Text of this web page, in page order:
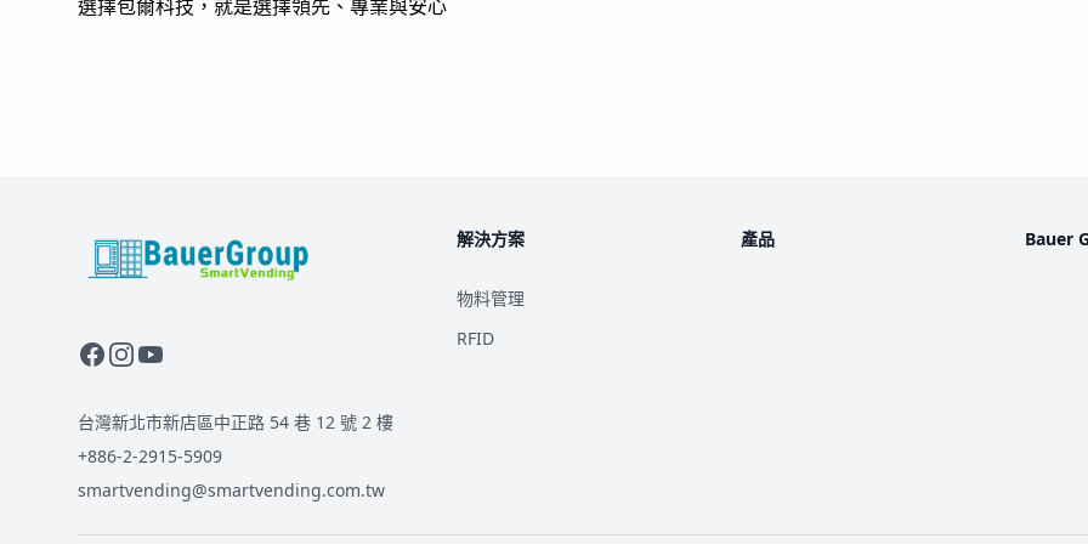
選擇包爾科技，就是選擇領先、專業與安心
BauerGroup Tech
台灣新北市新店區中正路 54 巷 12 號 2 樓
+886-2-2915-5909
smartvending@smartvending.com.tw
解決方案
物料管理
RFID
產品 Bauer